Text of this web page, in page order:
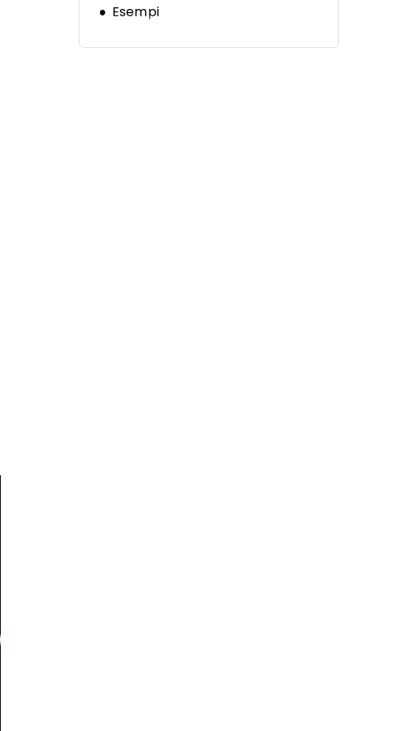
Esempi
Strumenti